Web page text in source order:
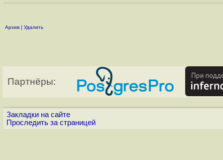
Архив | Удалить
Партнёры:
Закладки на сайте
Проследить за страницей